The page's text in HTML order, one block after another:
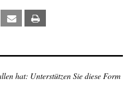
Xing Email
hat: Unterstützen Sie diese Form